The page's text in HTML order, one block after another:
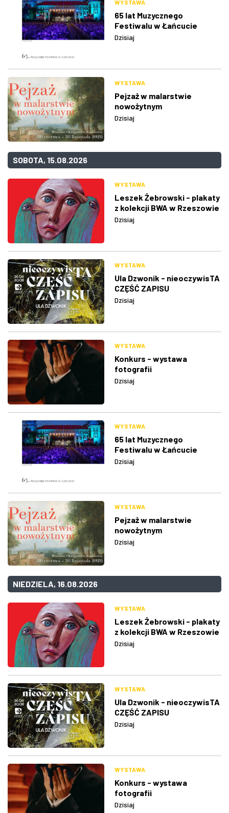
WYSTAWA
65 lat Muzycznego
Festiwalu w Łańcucie
Dzisiaj
WYSTAWA
Pejzaż w malarstwie
nowożytnym
Dzisiaj
SOBOTA, 15.08.2026
WYSTAWA
Leszek Żebrowski - plakaty
z kolekcji BWA w Rzeszowie
Dzisiaj
WYSTAWA
Ula Dzwonik - nieoczywisTA
CZĘŚĆ ZAPISU
Dzisiaj
WYSTAWA
Konkurs - wystawa
fotografii
Dzisiaj
WYSTAWA
65 lat Muzycznego
Festiwalu w Łańcucie
Dzisiaj
WYSTAWA
Pejzaż w malarstwie
nowożytnym
Dzisiaj
NIEDZIELA, 16.08.2026
WYSTAWA
Leszek Żebrowski - plakaty
z kolekcji BWA w Rzeszowie
Dzisiaj
WYSTAWA
Ula Dzwonik - nieoczywisTA
CZĘŚĆ ZAPISU
Dzisiaj
WYSTAWA
Konkurs - wystawa
fotografii
Dzisiaj